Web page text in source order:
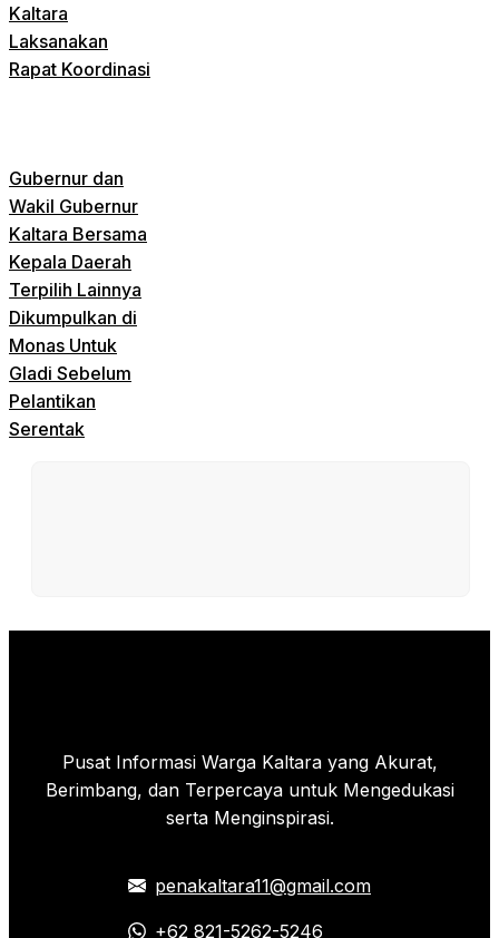
Kaltara
Laksanakan
Rapat Koordinasi
Gubernur dan
Wakil Gubernur
Kaltara Bersama
Kepala Daerah
Terpilih Lainnya
Dikumpulkan di
Monas Untuk
Gladi Sebelum
Pelantikan
Serentak
Pusat Informasi Warga Kaltara yang Akurat,
Berimbang, dan Terpercaya untuk Mengedukasi
serta Menginspirasi.
penakaltara11@gmail.com
+62 821-5262-5246